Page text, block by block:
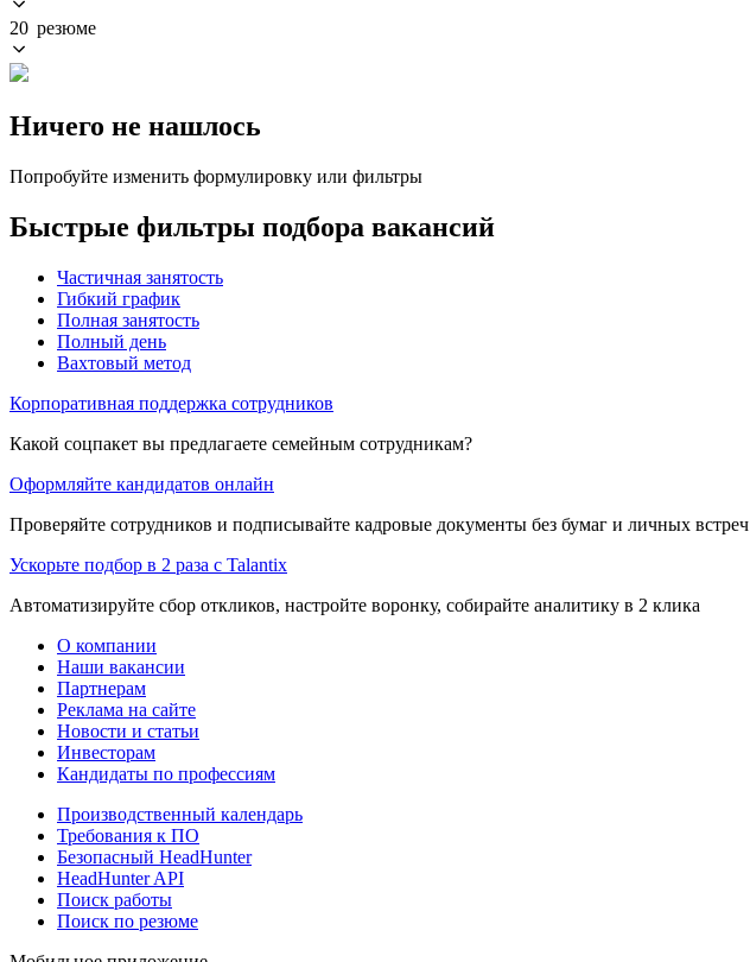
20 резюме
Ничего не нашлось
Попробуйте изменить формулировку или фильтры
Быстрые фильтры подбора вакансий
Частичная занятость
Гибкий график
Полная занятость
Полный день
Вахтовый метод
Корпоративная поддержка сотрудников
Какой соцпакет вы предлагаете семейным сотрудникам?
Оформляйте кандидатов онлайн
Проверяйте сотрудников и подписывайте кадровые документы без бумаг и личных встреч
Ускорьте подбор в 2 раза с Talantix
Автоматизируйте сбор откликов, настройте воронку, собирайте аналитику в 2 клика
О компании
Наши вакансии
Партнерам
Реклама на сайте
Новости и статьи
Инвесторам
Кандидаты по профессиям
Производственный календарь
Требования к ПО
Безопасный HeadHunter
HeadHunter API
Поиск работы
Поиск по резюме